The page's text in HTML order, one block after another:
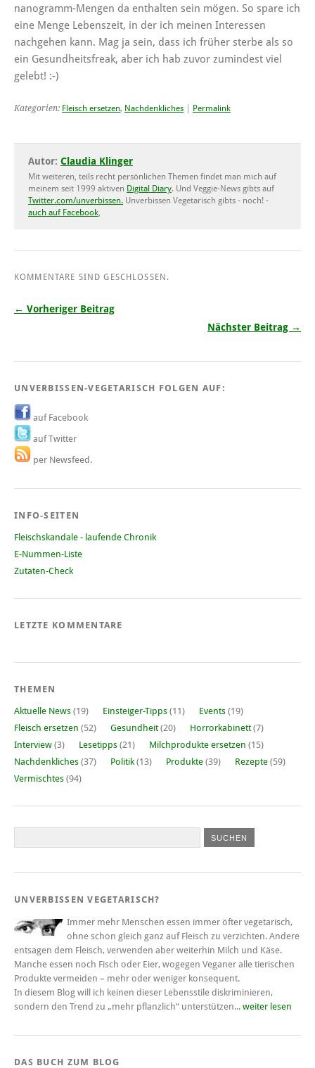
nanogramm-Mengen da enthalten sein mögen. So spare ich
eine Menge Lebenszeit, in der ich meinen Interessen
nachgehen kann. Mag ja sein, dass ich früher sterbe als so
ein Gesundheitsfreak, aber ich hab zuvor zumindest viel
gelebt! :-)
Kategorien: Fleisch ersetzen, Nachdenkliches Permalink
Autor: Claudia Klinger
Mit weiteren, teils recht persönlichen Themen findet man mich auf
meinem seit 1999 aktiven Digital Diary. Und Veggie-News gibts auf
Twitter.com/unverbissen. Unverbissen Vegetarisch gibts - noch! -
auch auf Facebook
KOMMENTARE SIND GESCHLOSSEN.
← Vorheriger Beitrag
Nächster Beitrag →
UNVERBISSEN-VEGETARISCH FOLGEN AUF:
auf Facebook
auf Twitter
per Newsfeed.
INFO-SEITEN
Fleischskandale - laufende Chronik
E-Nummen-Liste
Zutaten-Check
LETZTE KOMMENTARE
THEMEN
Aktuelle News (19) Einsteiger-Tipps (11) Events (19)
Fleisch ersetzen (52) Gesundheit (20) Horrorkabinett (7)
Interview (3) Lesetipps (21) Milchprodukte ersetzen (15)
Nachdenkliches (37) Politik (13) Produkte (39) Rezepte (59)
Vermischtes (94)
UNVERBISSEN VEGETARISCH?
Immer mehr Menschen essen immer öfter vegetarisch,
ohne schon gleich ganz auf Fleisch zu verzichten. Andere
entsagen dem Fleisch, verwenden aber weiterhin Milch und Käse.
Manche essen noch Fisch oder Eier, wogegen Veganer alle tierischen
Produkte vermeiden – mehr oder weniger konsequent.
In diesem Blog will ich keinen dieser Lebensstile diskriminieren,
sondern den Trend zu „mehr pflanzlich“ unterstützen... weiter lesen
DAS BUCH ZUM BLOG